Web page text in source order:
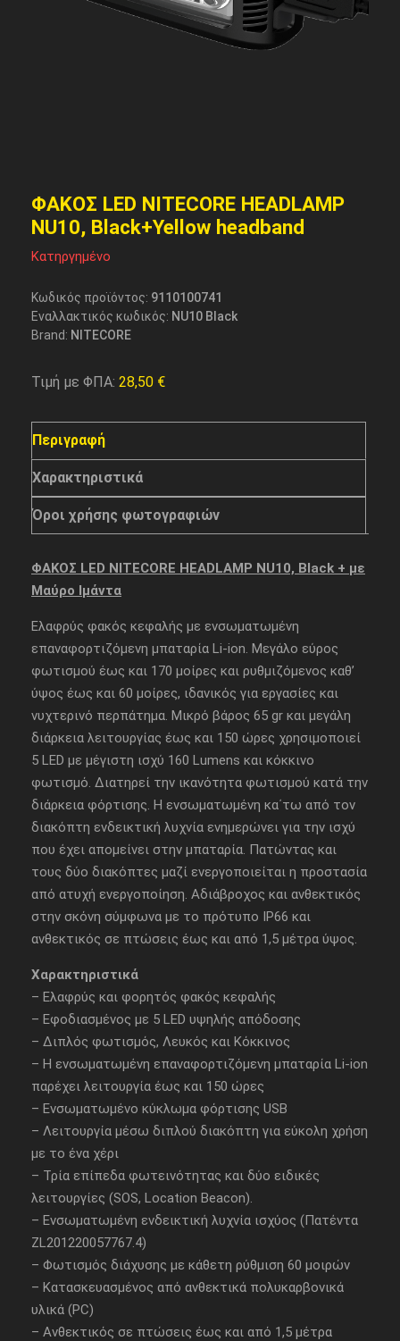
ΦΑΚΟΣ LED NITECORE HEADLAMP
NU10, Black+Yellow headband
Κατηργημένο
Κωδικός προϊόντος: 9110100741
Εναλλακτικός κωδικός: NU10 Black
Brand: NITECORE
Τιμή με ΦΠΑ: 28,50 €
Περιγραφή
Χαρακτηριστικά
Όροι χρήσης φωτογραφιών
ΦΑΚΟΣ LED NITECORE HEADLAMP NU10, Black + με
Μαύρο Ιμάντα
Ελαφρύς φακός κεφαλής με ενσωματωμένη
επαναφορτιζόμενη μπαταρία Li-ion. Μεγάλο εύρος
φωτισμού έως και 170 μοίρες και ρυθμιζόμενος καθ’
ύψος έως και 60 μοίρες, ιδανικός για εργασίες και
νυχτερινό περπάτημα. Μικρό βάρος 65 gr και μεγάλη
διάρκεια λειτουργίας έως και 150 ώρες χρησιμοποιεί
5 LED με μέγιστη ισχύ 160 Lumens και κόκκινο
φωτισμό. Διατηρεί την ικανότητα φωτισμού κατά την
διάρκεια φόρτισης. Η ενσωματωμένη κα΄τω από τον
διακόπτη ενδεικτική λυχνία ενημερώνει για την ισχύ
που έχει απομείνει στην μπαταρία. Πατώντας και
τους δύο διακόπτες μαζί ενεργοποιείται η προστασία
από ατυχή ενεργοποίηση. Αδιάβροχος και ανθεκτικός
στην σκόνη σύμφωνα με το πρότυπο IP66 και
ανθεκτικός σε πτώσεις έως και από 1,5 μέτρα ύψος.
Χαρακτηριστικά
– Ελαφρύς και φορητός φακός κεφαλής
– Εφοδιασμένος με 5 LED υψηλής απόδοσης
– Διπλός φωτισμός, Λευκός και Κόκκινος
– Η ενσωματωμένη επαναφορτιζόμενη μπαταρία Li-ion
παρέχει λειτουργία έως και 150 ώρες
– Ενσωματωμένο κύκλωμα φόρτισης USB
– Λειτουργία μέσω διπλού διακόπτη για εύκολη χρήση
με το ένα χέρι
– Τρία επίπεδα φωτεινότητας και δύο ειδικές
λειτουργίες (SOS, Location Beacon).
– Ενσωματωμένη ενδεικτική λυχνία ισχύος (Πατέντα
ZL201220057767.4)
– Φωτισμός διάχυσης με κάθετη ρύθμιση 60 μοιρών
– Κατασκευασμένος από ανθεκτικά πολυκαρβονικά
υλικά (PC)
– Ανθεκτικός σε πτώσεις έως και από 1,5 μέτρα